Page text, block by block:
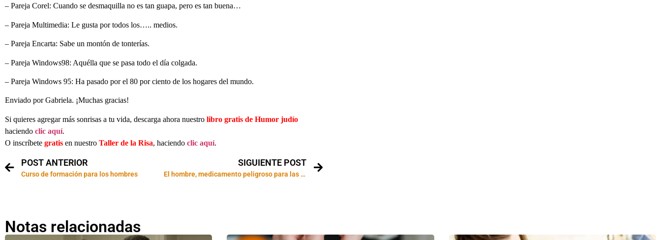
– Pareja Corel: Cuando se desmaquilla no es tan guapa, pero es tan buena…
– Pareja Multimedia: Le gusta por todos los….. medios.
– Pareja Encarta: Sabe un montón de tonterías.
– Pareja Windows98: Aquélla que se pasa todo el día colgada.
– Pareja Windows 95: Ha pasado por el 80 por ciento de los hogares del mundo.
Enviado por Gabriela. ¡Muchas gracias!
Si quieres agregar más sonrisas a tu vida, descarga ahora nuestro libro gratis de Humor judío
haciendo clic aquí.
O inscríbete gratis en nuestro Taller de la Risa, haciendo clic aquí.
POST ANTERIOR
Curso de formación para los hombres
SIGUIENTE POST
El hombre, medicamento peligroso para las mujeres
Notas relacionadas